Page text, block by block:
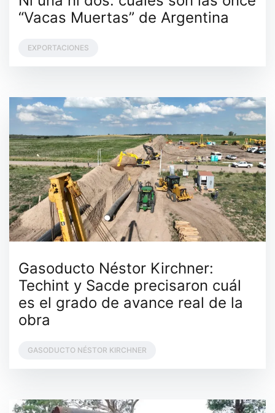
“Vacas Muertas” de Argentina
EXPORTACIONES
Gasoducto Néstor Kirchner:
Techint y Sacde precisaron cuál
es el grado de avance real de la
obra
GASODUCTO NÉSTOR KIRCHNER